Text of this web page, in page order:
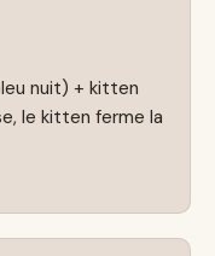
nuit) + kitten
le kitten ferme la